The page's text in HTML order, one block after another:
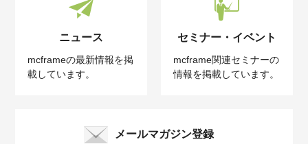
ニュース
mcframeの最新情報を掲
載しています。
セミナー・イベント
mcframe関連セミナーの
情報を掲載しています。
メールマガジン登録